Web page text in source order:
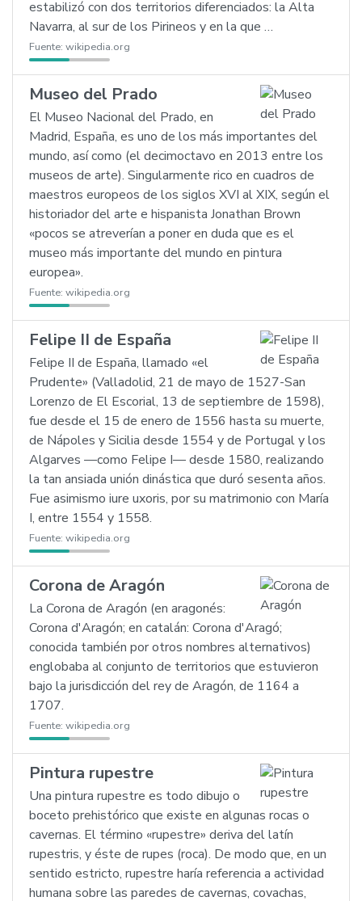
estabilizó con dos territorios diferenciados: la Alta
Navarra, al sur de los Pirineos y en la que …
Fuente: wikipedia.org
Museo del Prado
El Museo Nacional del Prado, en
Madrid, España, es uno de los más importantes del
mundo, así como (el decimoctavo en 2013 entre los
museos de arte). Singularmente rico en cuadros de
maestros europeos de los siglos XVI al XIX, según el
historiador del arte e hispanista Jonathan Brown
«pocos se atreverían a poner en duda que es el
museo más importante del mundo en pintura
europea».
Fuente: wikipedia.org
Felipe II de España
Felipe II de España, llamado «el
Prudente» (Valladolid, 21 de mayo de 1527-San
Lorenzo de El Escorial, 13 de septiembre de 1598),
fue desde el 15 de enero de 1556 hasta su muerte,
de Nápoles y Sicilia desde 1554 y de Portugal y los
Algarves —como Felipe I— desde 1580, realizando
la tan ansiada unión dinástica que duró sesenta años.
Fue asimismo iure uxoris, por su matrimonio con María
I, entre 1554 y 1558.
Fuente: wikipedia.org
Corona de Aragón
La Corona de Aragón (en aragonés:
Corona d'Aragón; en catalán: Corona d'Aragó;
conocida también por otros nombres alternativos)
englobaba al conjunto de territorios que estuvieron
bajo la jurisdicción del rey de Aragón, de 1164 a
1707.
Fuente: wikipedia.org
Pintura rupestre
Una pintura rupestre es todo dibujo o
boceto prehistórico que existe en algunas rocas o
cavernas. El término «rupestre» deriva del latín
rupestris, y éste de rupes (roca). De modo que, en un
sentido estricto, rupestre haría referencia a actividad
humana sobre las paredes de cavernas, covachas,